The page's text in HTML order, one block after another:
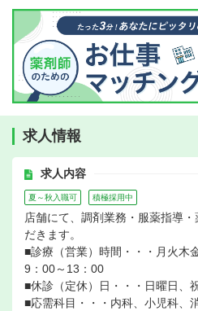
求人情報
求人内容
夏～秋入職可 積極採用中
店舗にて、調剤業務・服薬指導
だきます。
■診療（営業）時間・・・月火木
9：00～13：00
■休診（定休）日・・・日曜日、
■応需科目・・・内科、小児科、